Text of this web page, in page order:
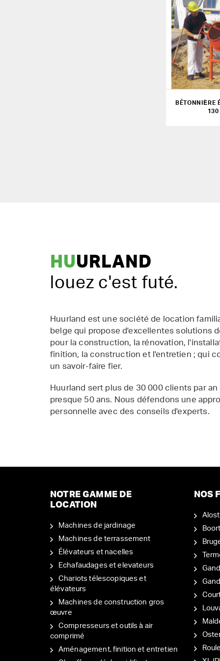
BÉTONNIÈRE
130
HUURLAND
louez c'est futé.
Huurland est une société de location
belge qui propose d'excellentes solutions
pour la construction, la rénovation,
finition, la construction et l'entretien ; qui
un savoir-faire fier.
Huurland sert plus de 30 000 clients par an
presque 50 ans. Nous défendons une
personnelle avec des conseils d'experts.
NOTRE GAMME DE
LOCATION
Machines de jardinage
Machines de terrassement
Élévateurs et nacelles
Echafaudages et elevateurs
Chariots télescopiques et
élévateurs
Machines de construction gros
œuvre
Compresseurs et outils à air
comprimé
Aménagement, finition et entretien
NOS
Alost